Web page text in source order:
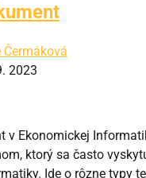
Čermáková
2023
v Ekonomickej
ktorý sa často
Ide o rôzne typy